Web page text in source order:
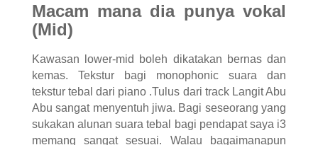
Macam mana dia punya vokal
(Mid)
Kawasan lower-mid boleh dikatakan bernas dan
kemas. Tekstur bagi monophonic suara dan
tekstur tebal dari piano .Tulus dari track Langit Abu
Abu sangat menyentuh jiwa. Bagi seseorang yang
sukakan alunan suara tebal bagi pendapat saya i3
memang sangat sesuai. Walau bagaimanapun